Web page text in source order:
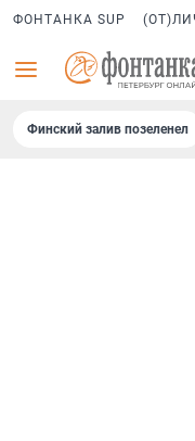
ФОНТАНКА SUP
Финский залив позеленел